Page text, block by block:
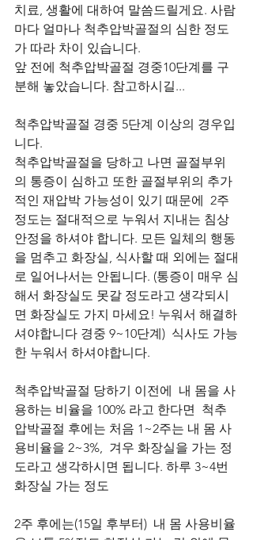
치료, 생활에 대하여 말씀드릴게요. 사람
마다 얼마나 척추압박골절의 심한 정도
가 따라 차이 있습니다.
앞 전에 척추압박골절 경중10단계를 구
분해 놓았습니다. 참고하시길...
척추압박골절 경중 5단계 이상의 경우입
니다.
척추압박골절을 당하고 나면 골절부위
의 통증이 심하고 또한 골절부위의 추가
적인 재압박 가능성이 있기 때문에  2주
정도는 절대적으로 누워서 지내는 침상
안정을 하셔야 합니다. 모든 일체의 행동
을 멈추고 화장실, 식사할 때 외에는 절대
로 일어나서는 안됩니다. (통증이 매우 심
해서 화장실도 못갈 정도라고 생각되시
면 화장실도 가지 마세요! 누워서 해결하
셔야합니다 경중 9~10단계)  식사도 가능
한 누워서 하셔야합니다.
척추압박골절 당하기 이전에  내 몸을 사
용하는 비율을 100% 라고 한다면  척추
압박골절 후에는 처음 1~2주는 내 몸 사
용비율을 2~3%,  겨우 화장실을 가는 정
도라고 생각하시면 됩니다. 하루 3~4번
화장실 가는 정도
2주 후에는(15일 후부터)  내 몸 사용비율